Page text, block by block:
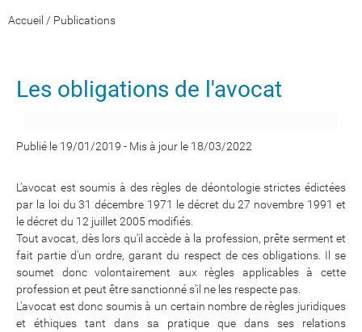
Accueil / Publications
Les obligations de l'avocat
Publié le 19/01/2019 - Mis à jour le 18/03/2022
L'avocat est soumis à des règles de déontologie strictes édictées
par la loi du 31 décembre 1971 le décret du 27 novembre 1991 et
le décret du 12 juillet 2005 modifiés.
Tout avocat, dès lors qu'il accède à la profession, prête serment et
fait partie d'un ordre, garant du respect de ces obligations. Il se
soumet donc volontairement aux règles applicables à cette
profession et peut être sanctionné s'il ne les respecte pas.
L'avocat est donc soumis à un certain nombre de règles juridiques
et éthiques tant dans sa pratique que dans ses relations